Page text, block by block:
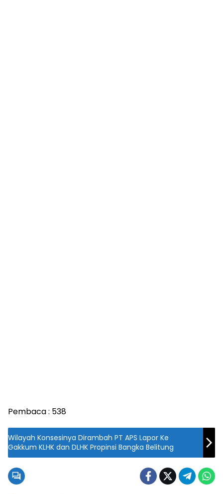
Pembaca : 538
Wilayah Konsesinya Dirambah PT APS Lapor Ke
Gakkum KLHK dan DLHK Propinsi Bangka Belitung